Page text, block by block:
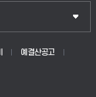
예결산공고